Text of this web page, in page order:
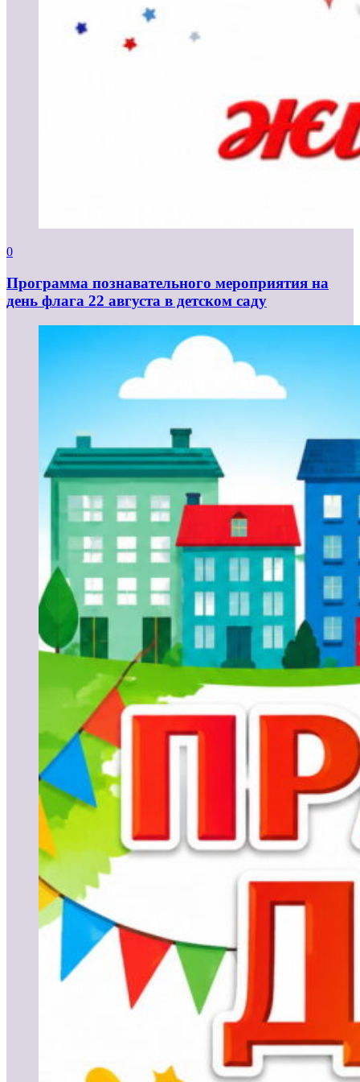
0
Программа познавательного мероприятия на
день флага 22 августа в детском саду